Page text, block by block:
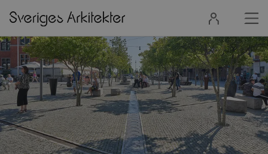
in